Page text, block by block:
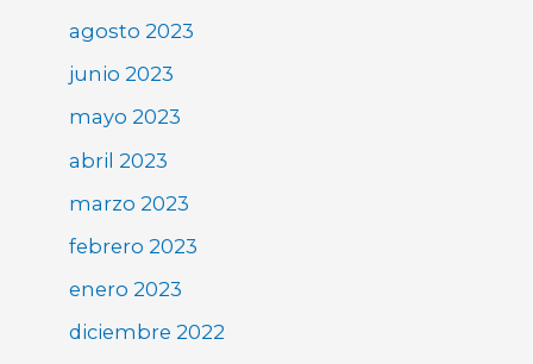
agosto 2023
junio 2023
mayo 2023
abril 2023
marzo 2023
febrero 2023
enero 2023
diciembre 2022